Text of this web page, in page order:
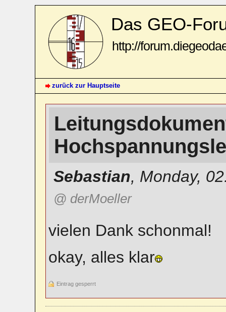
Das GEO-
http://
zurück zur Hauptseite
Sebastian, Monday,
@ derMoeller
vielen Dank schonmal!
okay, alles klar
Eintrag gesperrt